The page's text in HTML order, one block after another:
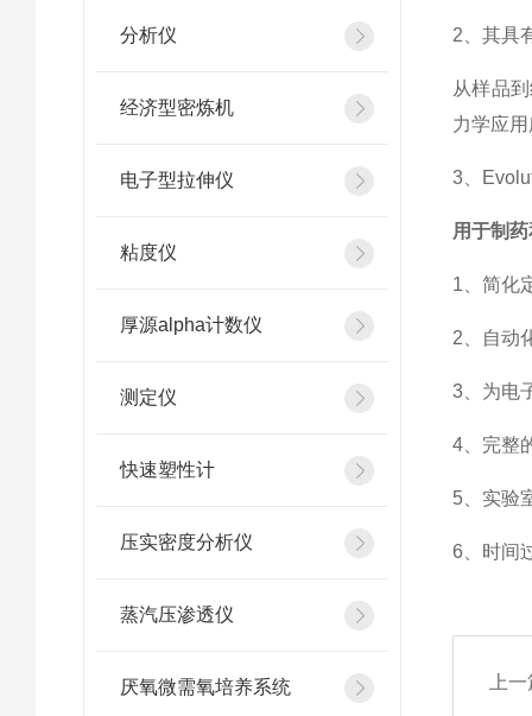
分析仪
经济型密炼机
电子型拉伸仪
粘度仪
厚源alpha计数仪
测定仪
快速塑性计
压实密度分析仪
蒸汽压渗透仪
厌氧微需氧培养系统
2、其具
从样品
力学应
3、
用于制
1、简化
2、自动
3、为电
4、完整
5、实验
6、时间
上